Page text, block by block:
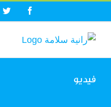
to
content
فيديو